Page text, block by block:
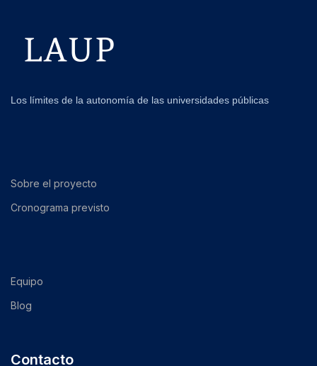
Los límites de la autonomía de las universidades públicas
Sobre el proyecto
Cronograma previsto
Equipo
Blog
Contacto